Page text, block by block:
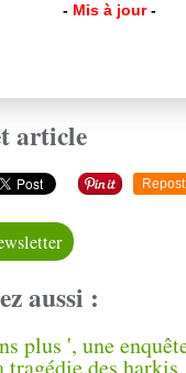
- Mis à jour -
article
Repost
aussi :